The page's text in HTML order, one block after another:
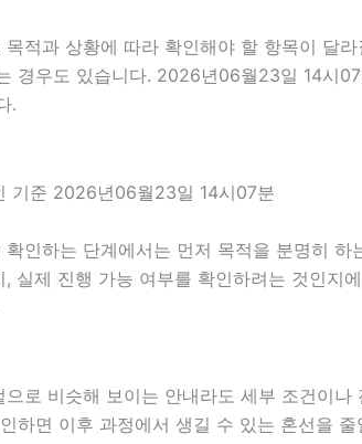
적과 상황에 따라 확인해야 할 항목이 달
경우도 있습니다. 2026년06월23일 14시
.
기준 2026년06월23일 14시07분
확인하는 단계에서는 먼저 목적을 분명히
실제 진행 가능 여부를 확인하려는 것인지
으로 비슷해 보이는 안내라도 세부 조건이
하면 이후 과정에서 생길 수 있는 혼선을